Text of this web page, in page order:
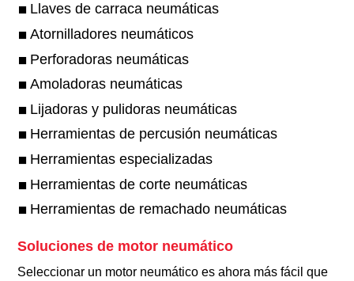
Llaves de carraca neumáticas
Atornilladores neumáticos
Perforadoras neumáticas
Amoladoras neumáticas
Lijadoras y pulidoras neumáticas
Herramientas de percusión neumáticas
Herramientas especializadas
Herramientas de corte neumáticas
Herramientas de remachado neumáticas
Soluciones de motor neumático
Seleccionar un motor neumático es ahora más fácil que